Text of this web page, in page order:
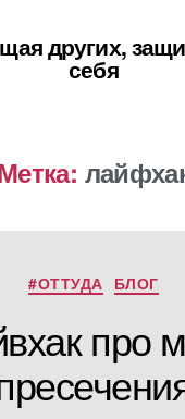
других,
себя
Рубрики
#ОТТУДА БЛОГ
про